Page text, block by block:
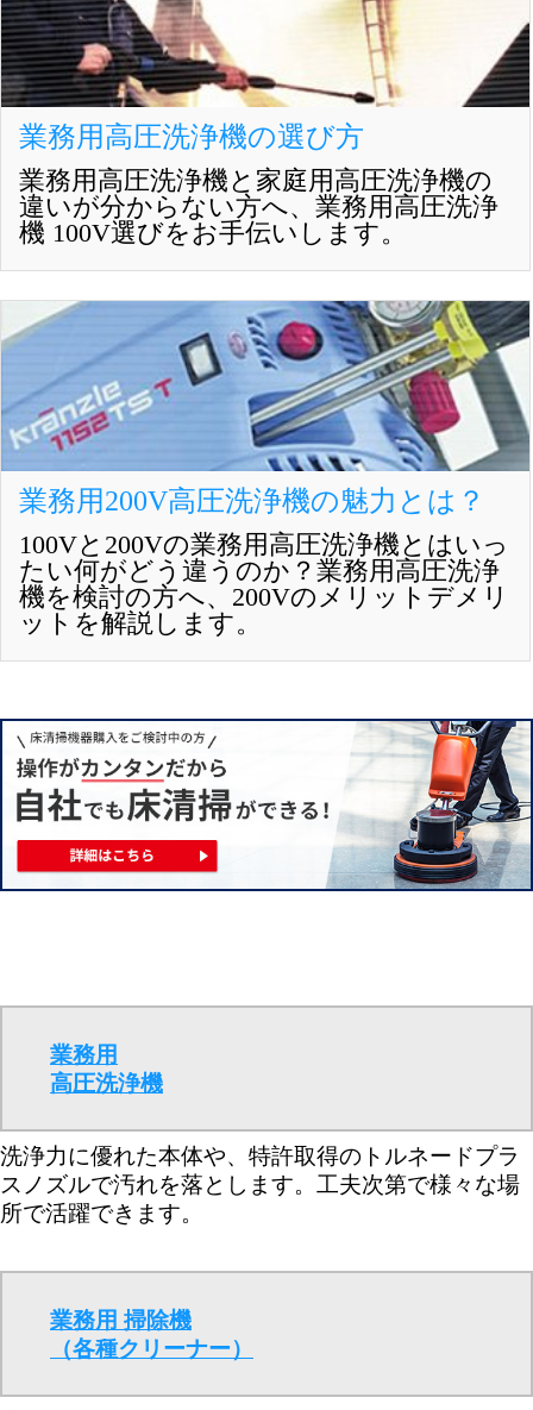
業務用高圧洗浄機の選び方
業務用高圧洗浄機と家庭用高圧洗浄機の
違いが分からない方へ、業務用高圧洗浄
機 100V選びをお手伝いします。
業務用200V高圧洗浄機の魅力とは？
100Vと200Vの業務用高圧洗浄機とはいっ
たい何がどう違うのか？業務用高圧洗浄
機を検討の方へ、200Vのメリットデメリ
ットを解説します。
業務用
高圧洗浄機
洗浄力に優れた本体や、特許取得のトルネードプラ
スノズルで汚れを落とします。工夫次第で様々な場
所で活躍できます。
業務用 掃除機
（各種クリーナー）